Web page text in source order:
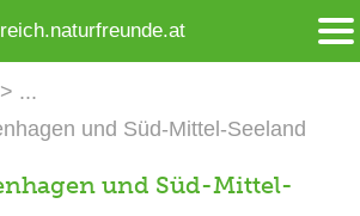
und Süd-Mittel-Seeland
und Süd-Mittel-